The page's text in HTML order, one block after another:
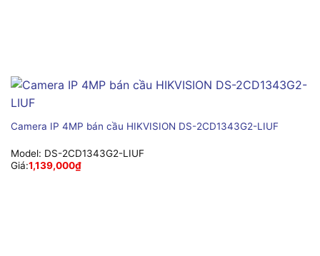
Camera IP 4MP bán cầu HIKVISION DS-2CD1343G2-LIUF
Model: DS-2CD1343G2-LIUF
Giá:1,139,000₫